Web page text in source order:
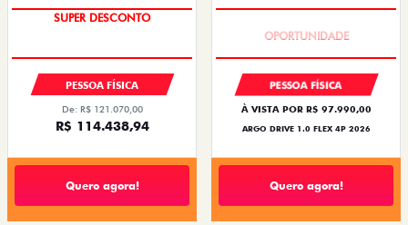
SUPER DESCONTO
PESSOA FÍSICA
De: R$ 121.070,00
R$ 114.438,94
Quero agora!
PESSOA FÍSICA
À VISTA POR R$ 97.990,00
ARGO DRIVE 1.0 FLEX 4P 2026
Quero agora!